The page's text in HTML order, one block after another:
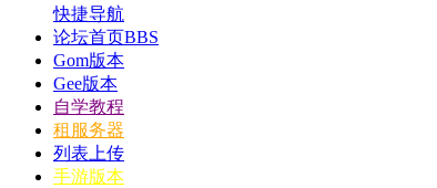
快捷导航
论坛首页BBS
Gom版本
Gee版本
自学教程
租服务器
列表上传
手游版本